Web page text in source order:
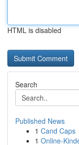
HTML is disabled
Search
Published News
1 Cand Caps
1 Online-